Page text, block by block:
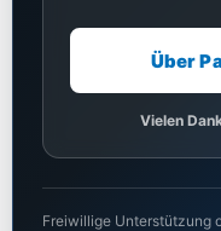
Über
Vielen
Freiwillige Unterstützung